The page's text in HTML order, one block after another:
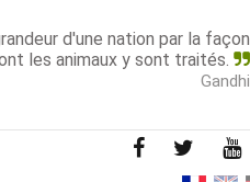
d'une nation par la façon
les animaux y sont traités.
Gandhi